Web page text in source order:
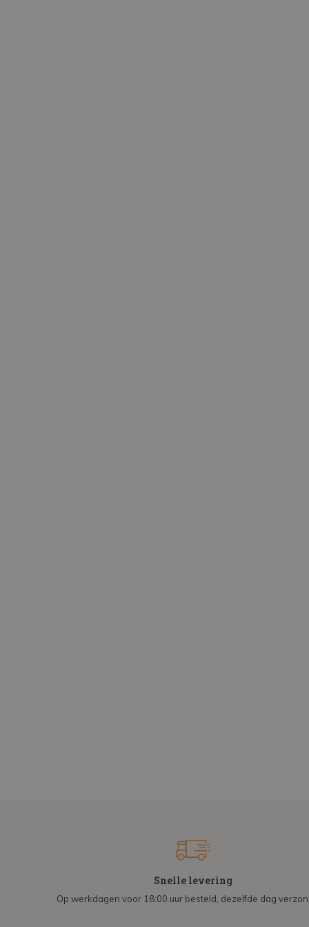
Snelle levering
Op werkdagen voor 18:00 uur besteld, dezelfde dag